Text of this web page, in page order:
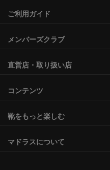
ご利用ガイド
メンバーズクラブ
直営店・取り扱い店
コンテンツ
靴をもっと楽しむ
マドラスについて